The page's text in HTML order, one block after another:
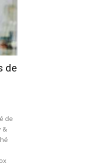
de
de
&